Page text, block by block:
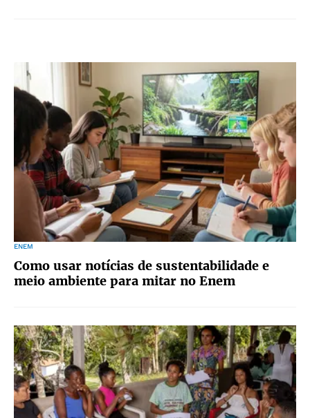
ENEM
Como usar notícias de sustentabilidade e
meio ambiente para mitar no Enem